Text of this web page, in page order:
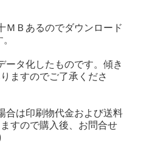
ＭＢあるのでダウンロード
ータ化したものです。傾き
ますのでご了承くださ
合は印刷物代金および送料
すので購入後、お問合せ